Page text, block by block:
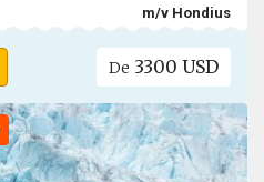
m/v Hondius
De 3300 USD